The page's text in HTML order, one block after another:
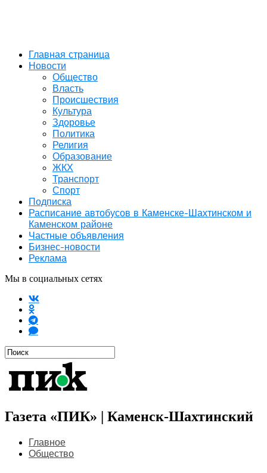
Главная страница
Новости
Общество
Власть
Происшествия
Культура
Здоровье
Политика
Религия
Образование
ЖКХ
Транспорт
Спорт
Подписка
Расписание автобусов в Каменске-Шахтинском и
Каменском районе
Частные объявления
Бизнес-новости
Реклама
Мы в социальных сетях
Газета «ПИК» | Каменск-Шахтинский
Главное
Общество